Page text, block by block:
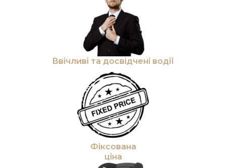
Ввічливі та досвідчені водії
Фіксована
ціна